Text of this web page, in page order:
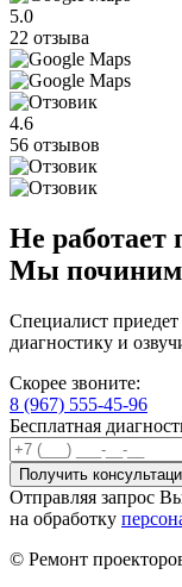
5.0
22 отзыва
4.6
56 отзывов
Не работает
Мы
Специалист приедет
диагностику и
Скорее звоните:
8 (967) 555-45-96
Бесплатная
Отправляя запрос
на обработку
© Ремонт